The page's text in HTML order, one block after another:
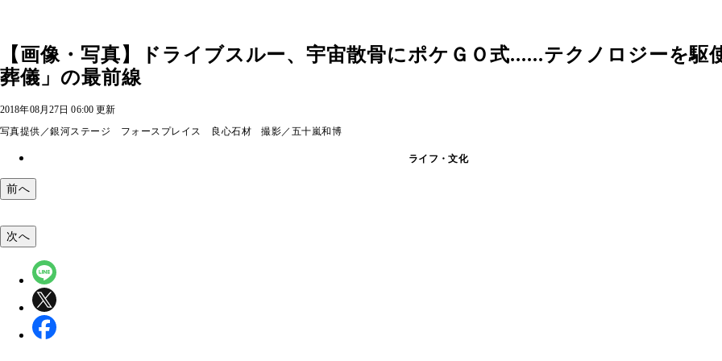
【画像・写真】ドライブスルー、宇宙散骨にポケＧＯ式......テクノロジーを駆
葬儀」の最前線
2018年08月27日 06:00 更新
写真提供／銀河ステージ フォースプレイス 良心石材 撮影／五十嵐和博
ライフ・文化
前へ
次へ